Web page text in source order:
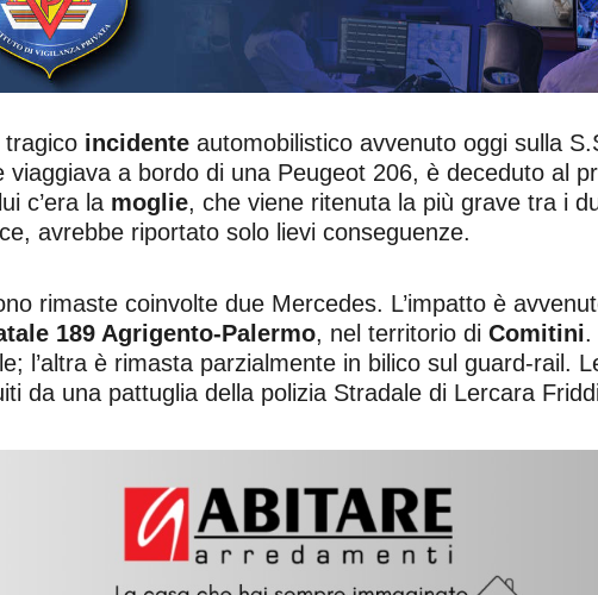
tragico incidente automobilistico avvenuto oggi sulla
a bordo di una Peugeot 206, è deceduto al
c’era la moglie, che viene ritenuta la più grave tra i
avrebbe riportato solo lievi conseguenze.
rimaste coinvolte due Mercedes. L’impatto è
189 Agrigento-Palermo, nel territorio di Comitini.
l’altra è rimasta parzialmente in bilico sul guard-rail.
da una pattuglia della polizia Stradale di Lercara